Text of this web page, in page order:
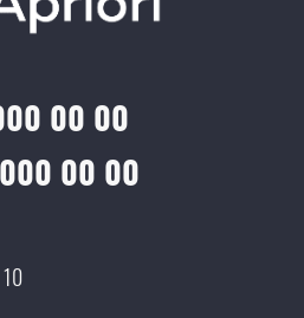
00 00
00 00